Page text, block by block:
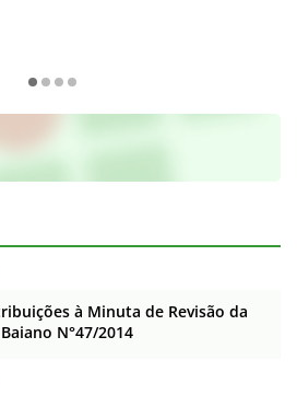
à Minuta de Revisão da
N°47/2014